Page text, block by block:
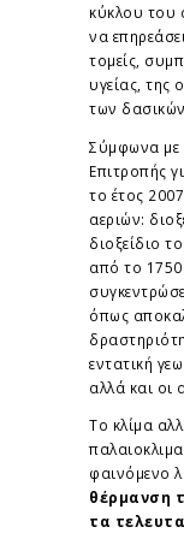
κύκλου του
να
τομείς,
υγείας, της
των
Σύμφωνα με
Επιτροπής
το έτος
αεριών:
διοξείδιο
από το
όπως
εντατική
αλλά και οι
Το κλίμα
φαινόμενο
θέρμανση
τα